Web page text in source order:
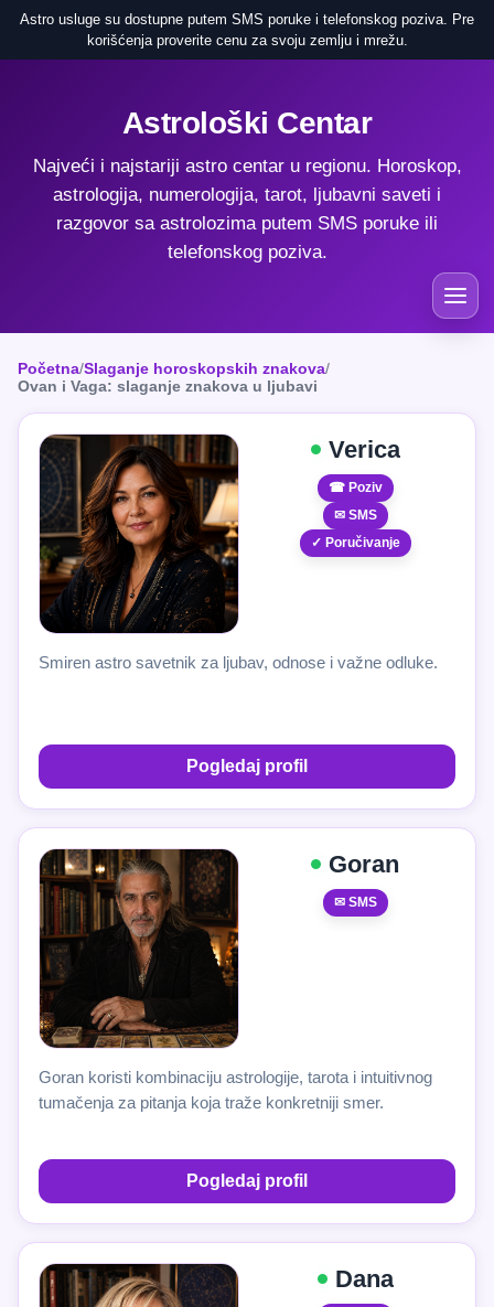
Astro usluge su dostupne putem SMS poruke i telefonskog poziva. Pre
korišćenja proverite cenu za svoju zemlju i mrežu.
Astrološki Centar
Najveći i najstariji astro centar u regionu. Horoskop,
astrologija, numerologija, tarot, ljubavni saveti i
razgovor sa astrolozima putem SMS poruke ili
telefonskog poziva.
Početna/Slaganje horoskopskih znakova/
Ovan i Vaga: slaganje znakova u ljubavi
Verica
☎ Poziv
✉ SMS
✓ Poručivanje
Smiren astro savetnik za ljubav, odnose i važne odluke.
Pogledaj profil
Goran
✉ SMS
Goran koristi kombinaciju astrologije, tarota i intuitivnog
tumačenja za pitanja koja traže konkretniji smer.
Pogledaj profil
Dana